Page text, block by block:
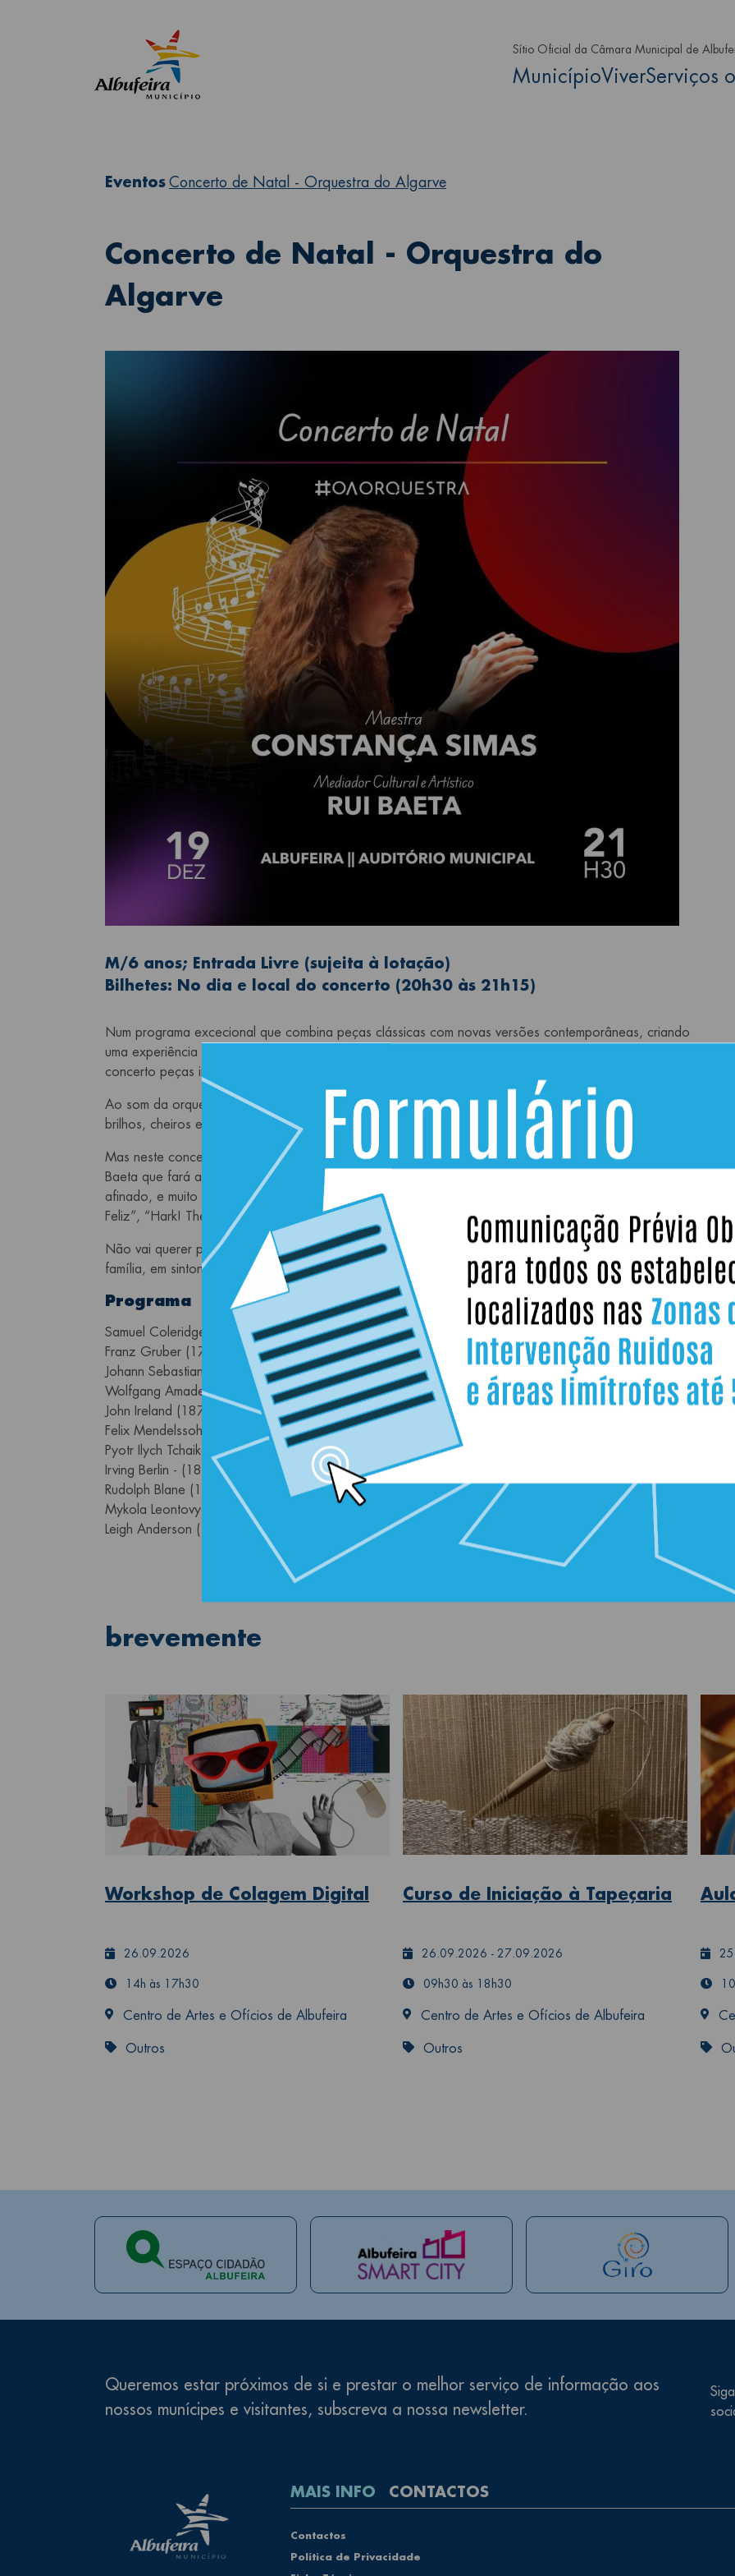
Sítio Oficial da Câmara Municipal de
Main navigation
MunicípioViverServiços
EventosConcerto de Natal - Orquestra do Algarve
Concerto de Natal - Orquestra do
Algarve
M/6 anos; Entrada Livre (sujeita à lotação)
Bilhetes: No dia e local do concerto (20h30 às 21h15)
Num programa excecional que combina peças clássicas com novas versões contemporâneas, criando
uma experiência musical envolvente, divertida e muito emocionante, serão interpretadas neste
concerto peças incontornáveis desta época festiva.
Ao som da orquestra iremos viajar de trenó por paisagens cobertas de neve e recordar as cores,
brilhos, cheiros e sabores como só no Natal é possível.
Mas neste concerto o público terá um papel diferente e fundamental! Encorajado a cantar por Rui
Baeta que fará a mediação e dirigido pela maestrina Constança Simas, num coro espontâneo,
afinado, e muito musical, juntará a sua voz aos instrumentos da orquestra em canções como “Noite
Feliz”, “Hark! The Herald Angels Sing”, “White Christmas” e “Have Yourself a Merry Little Christmas”.
Não vai querer perder a oportunidade de partilhar esta experiência inesquecível com toda a sua
família, em sintonia com o verdadeiro espírito de Natal.
Programa
Samuel Coleridge -Taylor (1875-1912) - Abertura de Natal
Franz Gruber (1787-1863) - Silent Night
Johann Sebastian Bach (1685-1750) - Aria da Suite Orquestral n.º 3
Wolfgang Amadeus Mozart (1756-1791) - Schlittenfahrt
John Ireland (1879-1962) - The Holy Boy
Felix Mendelssohn (1809-1847) - Hark! The Herald Angels Sing
Pyotr Ilych Tchaikovski (1840-1893) - Valsa de Natal, de "As Estações"
Irving Berlin - (1888-1989) - White Christmas
Rudolph Blane (1914-1995) - Have Yourself a Merry Little Christmas
Mykola Leontovych (1877-1921) - Carol of the Bells (arr. Manookian)
Leigh Anderson (1905-1975) - Sleigh Ride
brevemente
Workshop de Colagem Digital
26.09.2026
14h às 17h30
Centro de Artes e Ofícios de Albufeira
Outros
Curso de Iniciação à Tapeçaria
26.09.2026 - 27.09.2026
09h30 às 18h30
Centro de Artes e Ofícios de Albufeira
Outros
Queremos estar próximos de si e prestar o melhor serviço de informação aos
nossos munícipes e visitantes, subscreva a nossa newsletter.
MAIS INFO CONTACTOS
Contactos
Política de Privacidade